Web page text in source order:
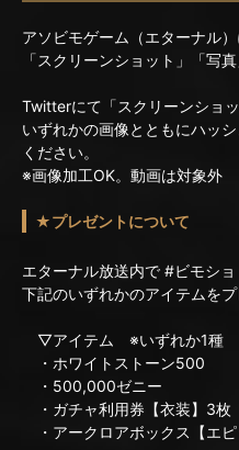
アソビモゲーム（エターナル
「スクリーンショット」「写
Twitterにて「スクリーンショ
いずれかの画像とともにハッ
ください。
※画像加工OK。動画は対象外
★プレゼントについて
エターナル放送内で #ビモショ
下記のいずれかのアイテムを
▽アイテム ※いずれか1種
・ホワイトストーン500
・500,000ゼニー
・ガチャ利用券【衣装】3枚
・アークロアボックス【エ